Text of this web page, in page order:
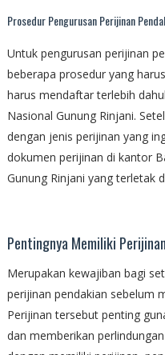
Prosedur Pengurusan Perijinan
Untuk pengurusan perijinan
beberapa prosedur yang
harus mendaftar terlebih
Nasional Gunung Rinjani.
dengan jenis perijinan yang
dokumen perijinan di kantor
Gunung Rinjani yang terletak
Pentingnya Memiliki
Merupakan kewajiban bagi
perijinan pendakian sebelum
Perijinan tersebut penting
dan memberikan